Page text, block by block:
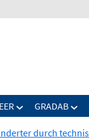
GRADAB
durch